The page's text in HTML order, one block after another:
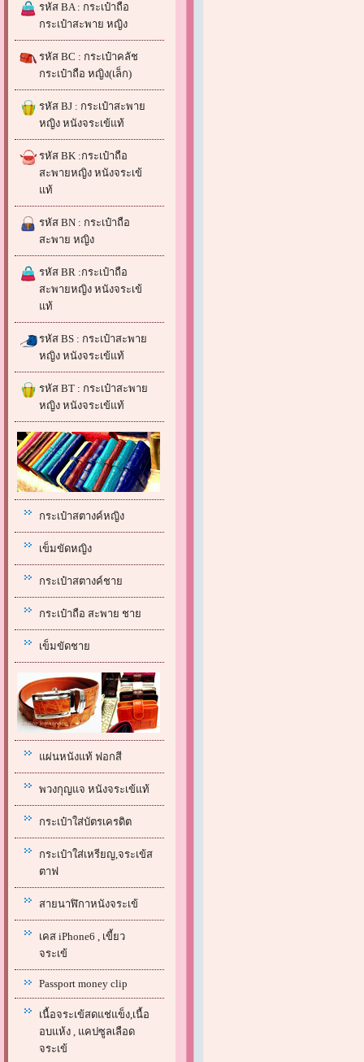
รหัส BA : กระเป๋าถือ
กระเป๋าสะพาย หญิง
รหัส BC : กระเป๋าคลัช
กระเป๋าถือ หญิง(เล็ก)
รหัส BJ : กระเป๋าสะพาย
หญิง หนังจระเข้แท้
รหัส BK :กระเป๋าถือ
สะพายหญิง หนังจระเข้
แท้
รหัส BN : กระเป๋าถือ
สะพาย หญิง
รหัส BR :กระเป๋าถือ
สะพายหญิง หนังจระเข้
แท้
รหัส BS : กระเป๋าสะพาย
หญิง หนังจระเข้แท้
รหัส BT : กระเป๋าสะพาย
หญิง หนังจระเข้แท้
กระเป๋าสตางค์หญิง
เข็มขัดหญิง
กระเป๋าสตางค์ชาย
กระเป๋าถือ สะพาย ชาย
เข็มขัดชาย
แผ่นหนังแท้ ฟอกสี
พวงกุญแจ หนังจระเข้แท้
กระเป๋าใส่บัตรเครดิต
กระเป๋าใส่เหรียญ,จระเข้ส
ตาฟ
สายนาฬิกาหนังจระเข้
เคส iPhone6 , เขี้ยว
จระเข้
Passport money clip
เนื้อจระเข้สดแช่แข็ง,เนื้อ
อบแห้ง , แคปซูลเลือด
จระเข้